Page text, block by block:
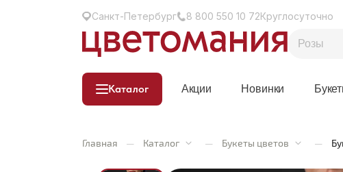
Санкт-Петербург 8 800 550 10 72Круглосуточно
Каталог Акции Новинки
Главная — Каталог — Букеты цветов —